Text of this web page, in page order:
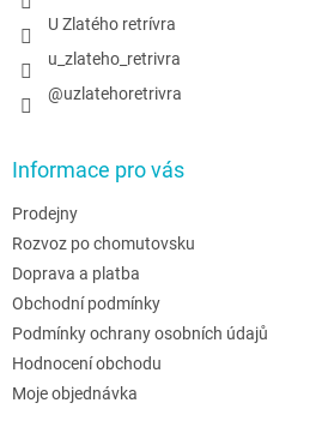
U Zlatého retrívra
u_zlateho_retrivra
@uzlatehoretrivra
Informace pro vás
Prodejny
Rozvoz po chomutovsku
Doprava a platba
Obchodní podmínky
Podmínky ochrany osobních údajů
Hodnocení obchodu
Moje objednávka